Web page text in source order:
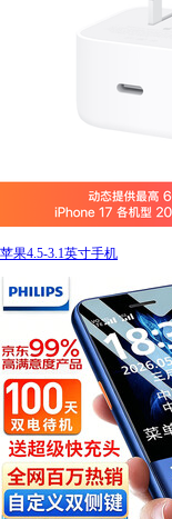
苹果4.5-3.1英寸手机